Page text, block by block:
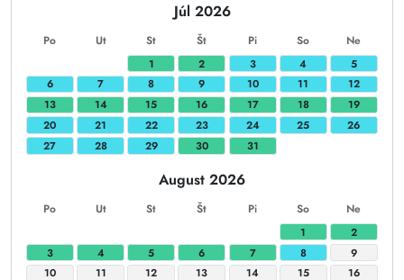
Júl 2026
Po Ut St Št Pi So Ne
1 2 3 4
5
6
7 8 9 10 11
12
13
14 15 16 17 18
19
20
21 22 23 24 25
26
27
28 29 30 31
August 2026
Po Ut St Št Pi So Ne
1
2
3
4 5 6 7 8
9
10
11 12 13 14 15
16